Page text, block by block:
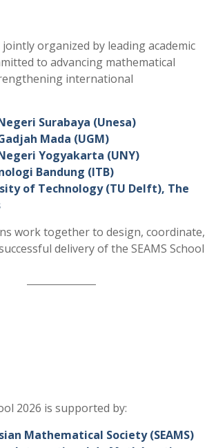
organized by leading academic
to advancing mathematical
international
Surabaya (Unesa)
Mada (UGM)
Yogyakarta (UNY)
Bandung (ITB)
of Technology (TU Delft), The
work together to design, coordinate,
delivery of the SEAMS School
2026 is supported by:
Mathematical Society (SEAMS)